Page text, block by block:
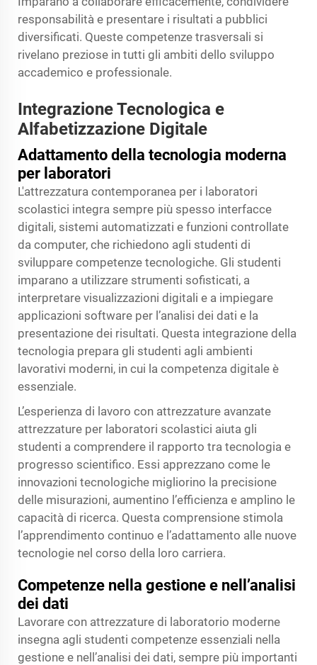
responsabilità e presentare i risultati a pubblici
diversificati. Queste competenze trasversali si
rivelano preziose in tutti gli ambiti dello sviluppo
accademico e professionale.
Integrazione Tecnologica e
Alfabetizzazione Digitale
Adattamento della tecnologia moderna
per laboratori
L'attrezzatura contemporanea per i laboratori
scolastici integra sempre più spesso interfacce
digitali, sistemi automatizzati e funzioni controllate
da computer, che richiedono agli studenti di
sviluppare competenze tecnologiche. Gli studenti
imparano a utilizzare strumenti sofisticati, a
interpretare visualizzazioni digitali e a impiegare
applicazioni software per l’analisi dei dati e la
presentazione dei risultati. Questa integrazione della
tecnologia prepara gli studenti agli ambienti
lavorativi moderni, in cui la competenza digitale è
essenziale.
L’esperienza di lavoro con attrezzature avanzate
attrezzature per laboratori scolastici aiuta gli
studenti a comprendere il rapporto tra tecnologia e
progresso scientifico. Essi apprezzano come le
innovazioni tecnologiche migliorino la precisione
delle misurazioni, aumentino l’efficienza e amplino le
capacità di ricerca. Questa comprensione stimola
l’apprendimento continuo e l’adattamento alle nuove
tecnologie nel corso della loro carriera.
Competenze nella gestione e nell’analisi
dei dati
Lavorare con attrezzature di laboratorio moderne
insegna agli studenti competenze essenziali nella
gestione e nell’analisi dei dati, sempre più importanti